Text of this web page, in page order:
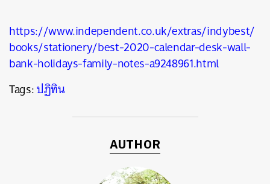
https://www.independent.co.uk/extras/indybest/
books/stationery/best-2020-calendar-desk-wall-
bank-holidays-family-notes-a9248961.html
Tags:ปฏิทิน
AUTHOR